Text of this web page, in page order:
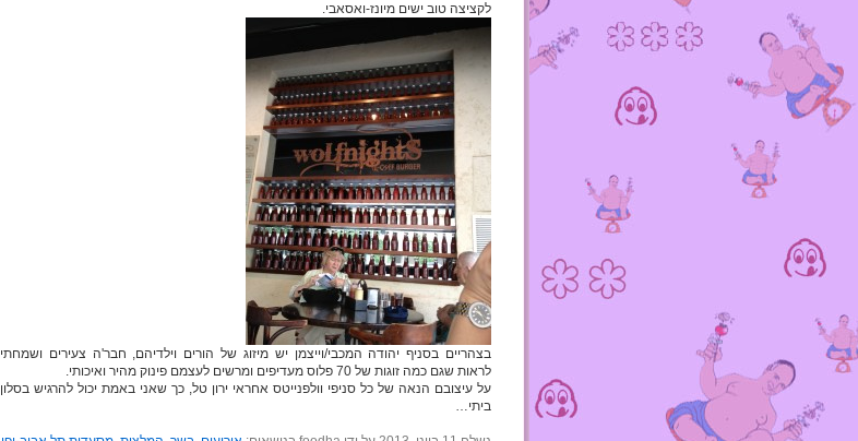
לקציצה טוב ישים מיונז-ואסאבי.
בצהריים בסניף יהודה המכבי/וייצמן יש מיזוג של הורים וילדיהם, חבר'ה צעירים ושמחתי
לראות שגם כמה זוגות של 70 פלוס מעדיפים ומרשים לעצמם פינוק מהיר ואיכותי.
על עיצובם הנאה של כל סניפי וולפנייטס אחראי ירון טל, כך שאני באמת יכול להרגיש בסלון
ביתי…